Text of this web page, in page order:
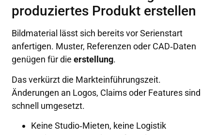
produziertes Produkt erstellen
Bildmaterial lässt sich bereits vor Serienstart
anfertigen. Muster, Referenzen oder CAD‑Daten
genügen für die erstellung.
Das verkürzt die Markteinführungszeit.
Änderungen an Logos, Claims oder Features sind
schnell umgesetzt.
Keine Studio‑Mieten, keine Logistik